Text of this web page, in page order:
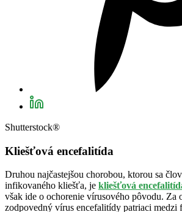
Shutterstock®
Kliešťová encefalitída
Druhou najčastejšou chorobou, ktorou sa
infikovaného kliešťa, je kliešťová
však ide o ochorenie vírusového pôvodu. Za
zodpovedný vírus encefalitídy patriaci medzi